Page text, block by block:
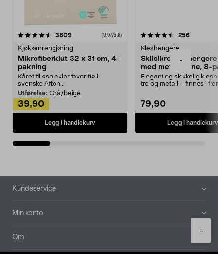
-
+
3809anmeldelser(9,97/stk)
Kjøkkenrengjøring
Mikrofiberklut 32 x 31 cm, 4-
pakning
Kåret til «soleklar favoritt» i
svenske Afton...
Utførelse: Grå/beige
39,90
Legg i handlekurv
4.5av 5 stjerner 256
Kleshengere
Sklisikre
med metallpinne, 8-
Elegant og skikkelig
tre og metall – finnes i
79,90
Legg i handlekurv
4.5av 5 stjerner
Bunntekst
Kundeservice
Min konto
Om